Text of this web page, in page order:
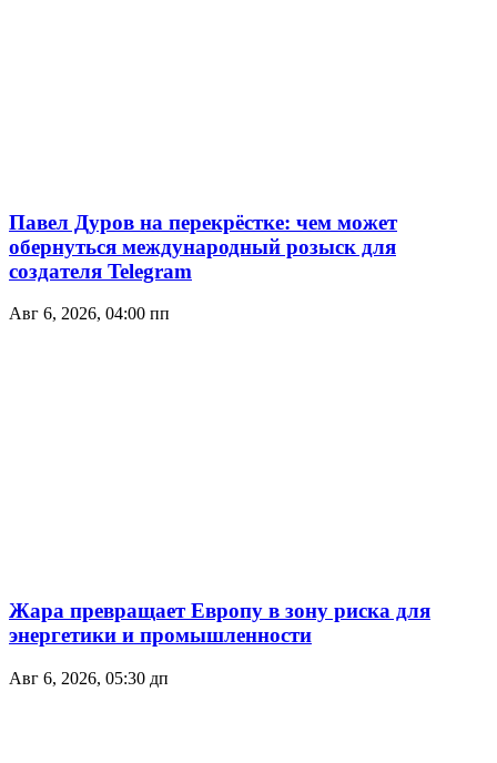
Павел Дуров на перекрёстке: чем может
обернуться международный розыск для
создателя Telegram
Авг 6, 2026, 04:00 пп
Жара превращает Европу в зону риска для
энергетики и промышленности
Авг 6, 2026, 05:30 дп